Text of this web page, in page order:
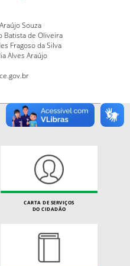
Souza
Batista de Oliveira
Fragoso da Silva
Alves Araújo
CARTA DE SERVIÇOS
DO CIDADÃO